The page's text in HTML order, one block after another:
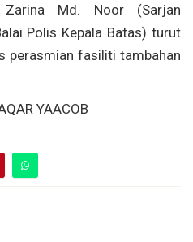
Md. Noor (Sarjan
Polis Kepala Batas) turut
perasmian fasiliti tambahan
YAACOB